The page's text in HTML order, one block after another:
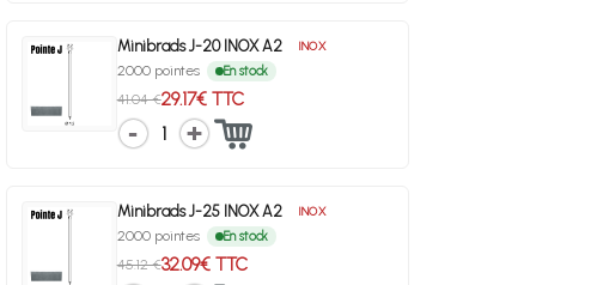
Minibrads J-20 INOX A2 INOX
2000 pointes En stock
41.04 €29.17€ TTC
1
Minibrads J-25 INOX A2 INOX
2000 pointes En stock
45.12 €32.09€ TTC